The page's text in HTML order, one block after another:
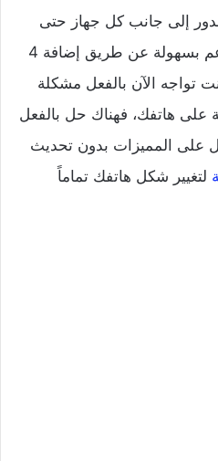
إلى جانب كل جهاز حتى
يمكنك تحديد معاد انتهاء الدعم بسهولة عن طريق إضافة 4
تواجه الآن بالفعل مشكلة
على هاتفك، فهناك حل بالفعل
على المميزات بدون تحديث
لتغيير شكل هاتفك تماماً